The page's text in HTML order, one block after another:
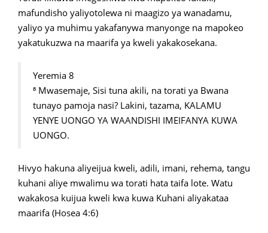
mafundisho yaliyotolewa ni maagizo ya wanadamu,
yaliyo ya muhimu yakafanywa manyonge na mapokeo
yakatukuzwa na maarifa ya kweli yakakosekana.
Yeremia 8
⁸ Mwasemaje, Sisi tuna akili, na torati ya Bwana
tunayo pamoja nasi? Lakini, tazama, KALAMU
YENYE UONGO YA WAANDISHI IMEIFANYA KUWA
UONGO.
Hivyo hakuna aliyeijua kweli, adili, imani, rehema, tangu
kuhani aliye mwalimu wa torati hata taifa lote. Watu
wakakosa kuijua kweli kwa kuwa Kuhani aliyakataa
maarifa (Hosea 4:6)